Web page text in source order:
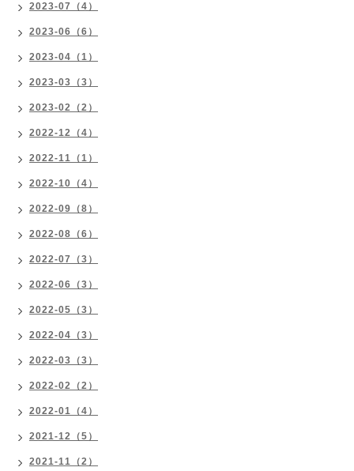
2023-07（4）
2023-06（6）
2023-04（1）
2023-03（3）
2023-02（2）
2022-12（4）
2022-11（1）
2022-10（4）
2022-09（8）
2022-08（6）
2022-07（3）
2022-06（3）
2022-05（3）
2022-04（3）
2022-03（3）
2022-02（2）
2022-01（4）
2021-12（5）
2021-11（2）